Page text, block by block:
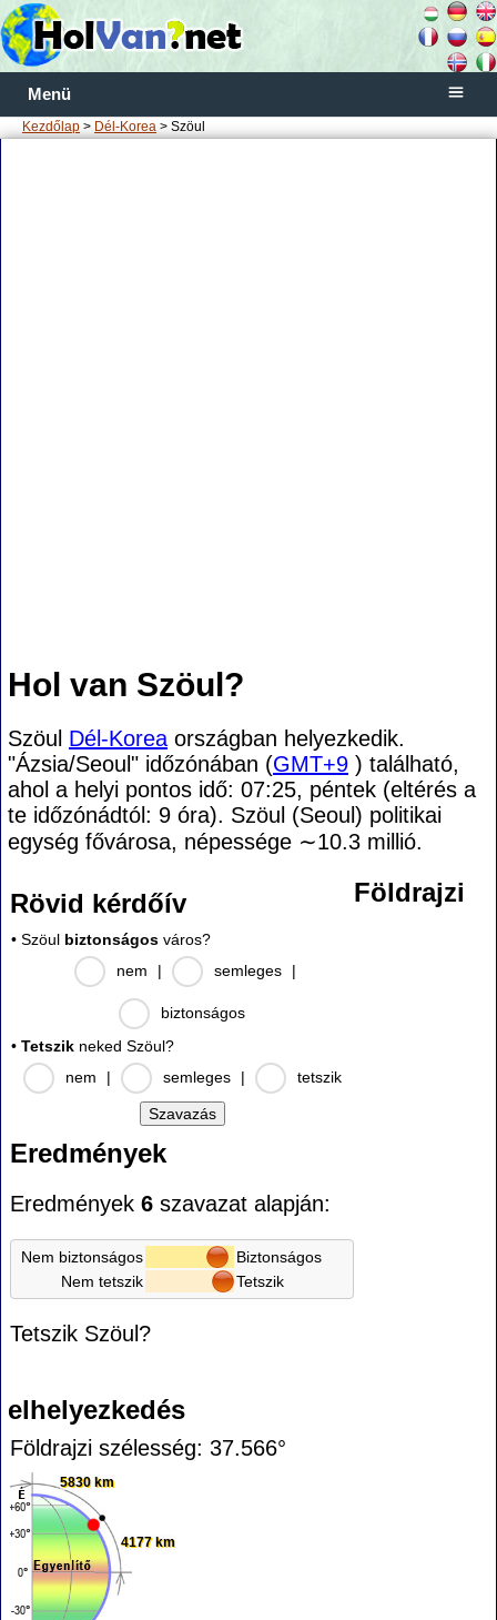
Menü
Kezdőlap > Dél-Korea > Szöul
Hol van Szöul?
Szöul Dél-Korea országban helyezkedik.
"Ázsia/Seoul" időzónában (GMT+9 ) található,
ahol a helyi pontos idő: 07:25, péntek (eltérés a
te időzónádtól: 9 óra). Szöul (Seoul) politikai
egység fővárosa, népessége ∼10.3 millió.
Rövid kérdőív
• Szöul biztonságos város?
nem
| semleges |
biztonságos
• Tetszik neked Szöul?
nem
| semleges | tetszik
Eredmények
Eredmények 6 szavazat alapján:
Nem biztonságos
Biztonságos
Nem tetszik
Tetszik
Tetszik Szöul?
Földrajzi
elhelyezkedés
Földrajzi szélesség: 37.566°
5830 km
4177 km